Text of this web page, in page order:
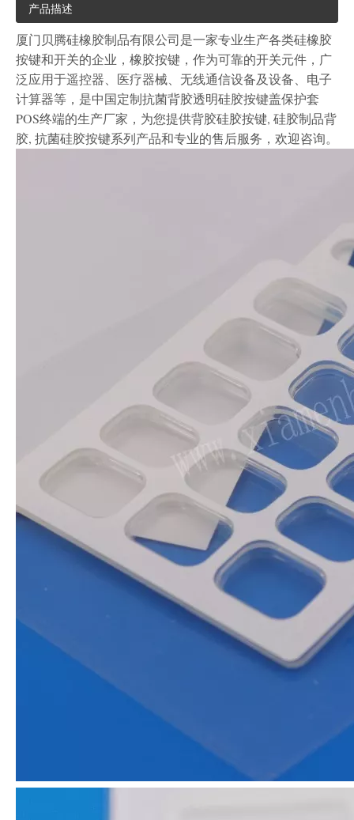
产品描述
厦门贝腾硅橡胶制品有限公司是一家专业生产各类硅橡胶
按键和开关的企业，橡胶按键，作为可靠的开关元件，广
泛应用于遥控器、医疗器械、无线通信设备及设备、电子
计算器等，是中国定制抗菌背胶透明硅胶按键盖保护套
POS终端的生产厂家，为您提供背胶硅胶按键, 硅胶制品背
胶, 抗菌硅胶按键系列产品和专业的售后服务，欢迎咨询。